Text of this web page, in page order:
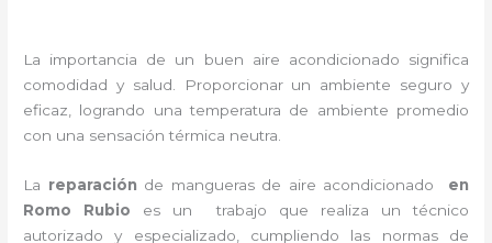
La importancia de un buen aire acondicionado significa
comodidad y salud. Proporcionar un ambiente seguro y
eficaz, logrando una temperatura de ambiente promedio
con una sensación térmica neutra.
La reparación de mangueras de aire acondicionado
en
Romo Rubio
es un
trabajo que realiza un técnico
autorizado y especializado, cumpliendo las normas de